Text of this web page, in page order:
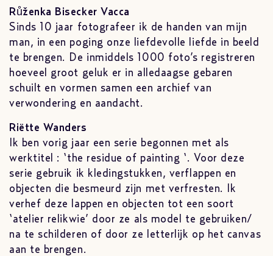
Růženka Bisecker Vacca
Sinds 10 jaar fotografeer ik de handen van mijn
man, in een poging onze liefdevolle liefde in beeld
te brengen. De inmiddels 1000 foto’s registreren
hoeveel groot geluk er in alledaagse gebaren
schuilt en vormen samen een archief van
verwondering en aandacht.
Riëtte Wanders
Ik ben vorig jaar een serie begonnen met als
werktitel : ‘the residue of painting ‘. Voor deze
serie gebruik ik kledingstukken, verflappen en
objecten die besmeurd zijn met verfresten. Ik
verhef deze lappen en objecten tot een soort
‘atelier relikwie’ door ze als model te gebruiken/
na te schilderen of door ze letterlijk op het canvas
aan te brengen.